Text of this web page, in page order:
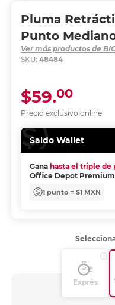
Pluma
Punto
Ver más productos de
SKU: 48484
Precio exclusivo online
$59.00
Saldo Wallet
Gana hasta el triple de
Office Depot Premium
1 punto = $1 MXN
Exprés